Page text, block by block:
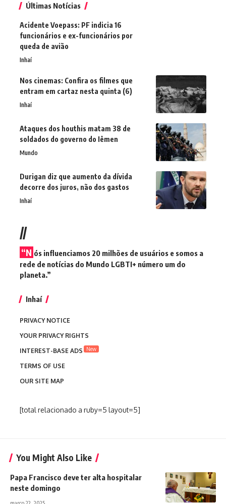
Últimas Notícias
Acidente Voepass: PF indicia 16
funcionários e ex-funcionários por
queda de avião
Inhaí
Nos cinemas: Confira os filmes que
entram em cartaz nesta quinta (6)
Inhaí
Ataques dos houthis matam 38 de
soldados do governo do Iêmen
Mundo
Durigan diz que aumento da dívida
decorre dos juros, não dos gastos
Inhaí
//
“N ós influenciamos 20 milhões de usuários e somos a
rede de notícias do Mundo LGBTI+ número um do
planeta.”
Inhaí
PRIVACY NOTICE
YOUR PRIVACY RIGHTS
INTEREST-BASE ADS
New
TERMS OF USE
OUR SITE MAP
[total relacionado a ruby=5 layout=5]
You Might Also Like
Papa Francisco deve ter alta hospitalar
neste domingo